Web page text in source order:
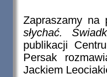
Zapraszamy
słychać.
publikacji
Persak
Jackiem